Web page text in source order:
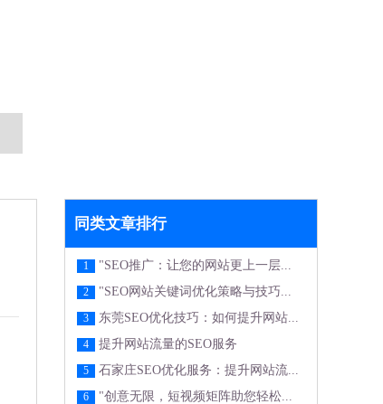
同类文章排行
1 "SEO推广：让您的网站更上一层...
2 "SEO网站关键词优化策略与技巧...
3 东莞SEO优化技巧：如何提升网站...
4 提升网站流量的SEO服务
5 石家庄SEO优化服务：提升网站流...
6 "创意无限，短视频矩阵助您轻松...